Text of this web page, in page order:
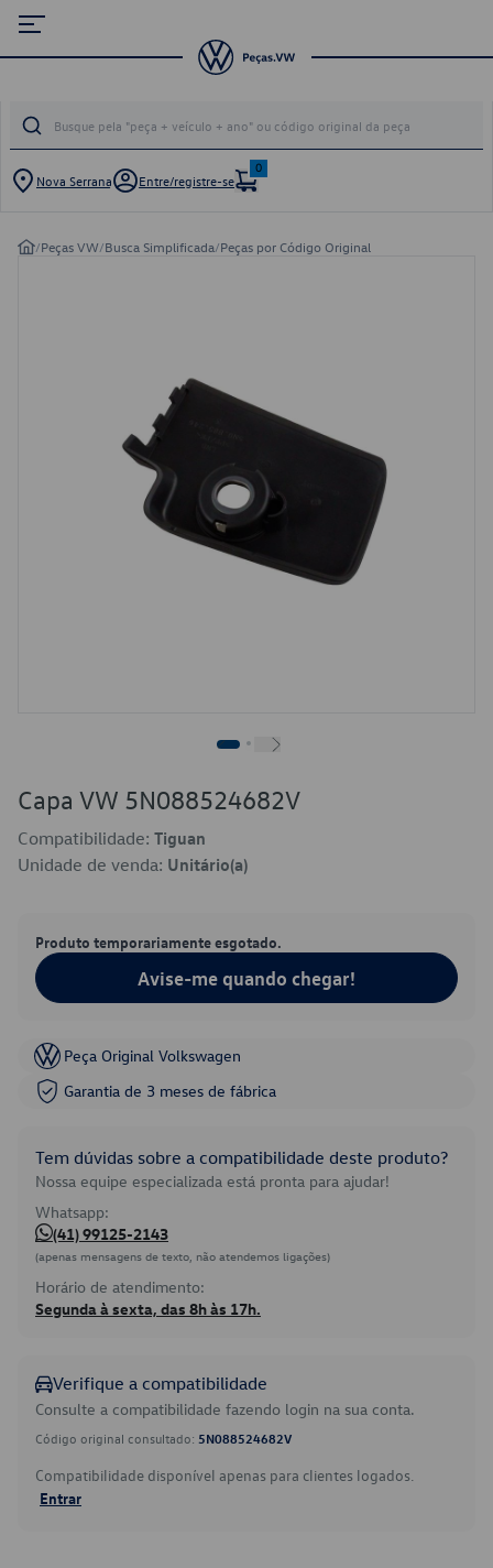
Nova Serrana Entre/registre-se
0
/Peças VW/Busca Simplificada/Peças por Código Original
Capa VW 5N088524682V
Compatibilidade: Tiguan
Unidade de venda: Unitário(a)
Produto temporariamente esgotado.
Avise-me quando chegar!
Peça Original Volkswagen
Garantia de 3 meses de fábrica
Tem dúvidas sobre a compatibilidade deste produto?
Nossa equipe especializada está pronta para ajudar!
Whatsapp:
(41) 99125-2143
(apenas mensagens de texto, não atendemos ligações)
Horário de atendimento:
Segunda à sexta, das 8h às 17h.
Verifique a compatibilidade
Consulte a compatibilidade fazendo login na sua conta.
Código original consultado: 5N088524682V
Compatibilidade disponível apenas para clientes logados.
Entrar